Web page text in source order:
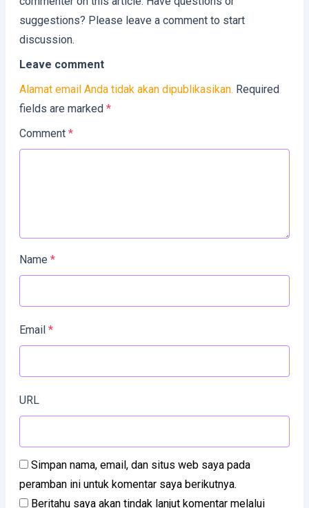
suggestions? Please leave a comment to start
discussion.
Leave comment
Alamat email Anda tidak akan dipublikasikan. Required
fields are marked *
Comment *
Name *
Email *
URL
Simpan nama, email, dan situs web saya pada
peramban ini untuk komentar saya berikutnya.
Beritahu saya akan tindak lanjut komentar melalui